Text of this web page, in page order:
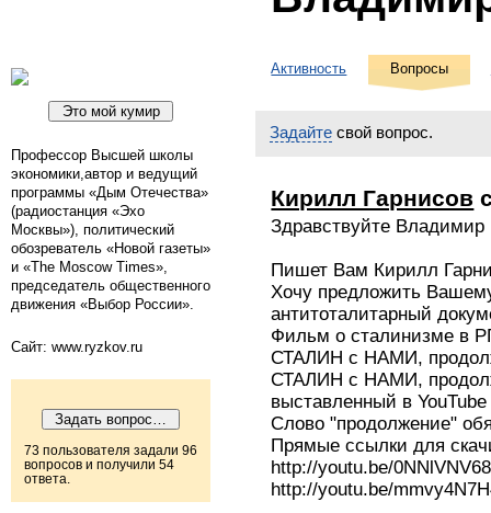
Профессор Высшей школы
экономики,автор и ведущий
программы «Дым Отечества»
(радиостанция «Эхо
Москвы»), политический
обозреватель «Новой газеты»
и «The Moscow Times»,
председатель общественного
движения «Выбор России».
Сайт: www.ryzkov.ru
73 пользователя задали 96
вопросов и получили 54
ответа.
Активность Вопросы
Задайте свой вопрос.
Кирилл Гарнисов
Здравствуйте Владимир
Пишет Вам Кирилл
Хочу предложить
антитоталитарный
Фильм о сталинизме в
СТАЛИН с НАМИ,
СТАЛИН с НАМИ,
выставленный в YouTube
Слово "продолжение"
Прямые ссылки для
http://youtu.be/
http://youtu.be/